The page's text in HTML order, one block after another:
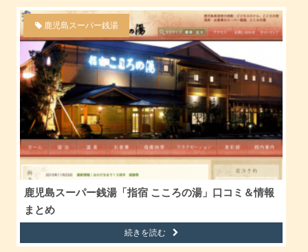
鹿児島スーパー銭湯
鹿児島スーパー銭湯「指宿 こころの湯」口コミ＆情報
まとめ
続きを読む